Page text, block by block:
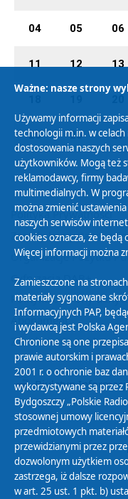
04 05 06
11 12 13
25 26 27
Polityka Prywatności
Zasady korzystania z
Organizacje Pożytku
Cyfryzacja DAB+
Polityka ochrony
Abonament
Zamówienia publiczne
Biuletyn
Ważne: nasze strony
Używamy informacji
technologii m.in. w
dostosowania naszych
użytkowników. Mogą też
reklamodawcy, firmy
multimedialnych. W
można zmienić
naszych serwisów
cookies oznacza, że będą
Więcej informacji można
Zamieszczone na
materiały sygnowane
Informacyjnych PAP,
i wydawcą jest Polska
Chronione są one
prawie autorskim i
2001 r. o ochronie baz
wykorzystywane są przez
Bydgoszczy „Polskie
stosownej umowy
przedmiotowych
przewidzianymi przez
dozwolonym użytkiem
zastrzega, iż dalsze
w art. 25 ust. 1 pkt. b)